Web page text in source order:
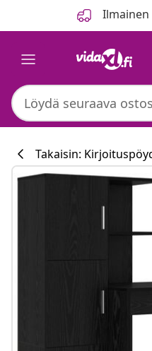
Ilmainen
Takaisin: